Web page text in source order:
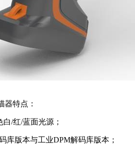
器特点：
白/红/蓝面光源；
库版本与工业DPM解码库版本；